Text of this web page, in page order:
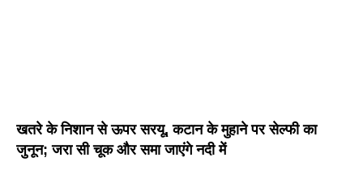
खतरे के निशान से ऊपर सरयू, कटान के मुहाने पर सेल्फी का
जुनून; जरा सी चूक और समा जाएंगे नदी में